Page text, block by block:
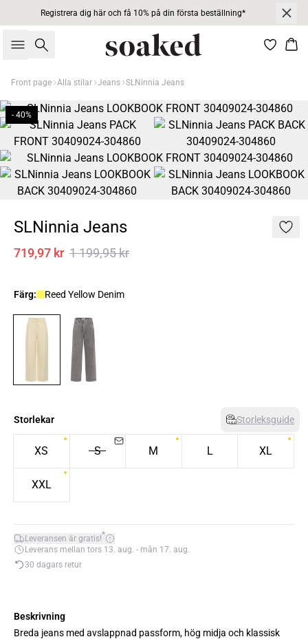
Registrera dig här och få 10% på din första beställning*
Sök
Front page Alla stilar Jeans SLNinnia Jeans
- 40%
SLNinnia Jeans
719,97 kr 1 199,95 kr
Färg: Reed Yellow Denim
Storlekar Storleksguide
XS S M L XL
XXL
Leveransen är gratis!*
Leverans mellan tors 13. aug. - mån 17. aug.
30 dagars retur
Beskrivning
Breda jeans med avslappnad passform, hög midja och klassisk